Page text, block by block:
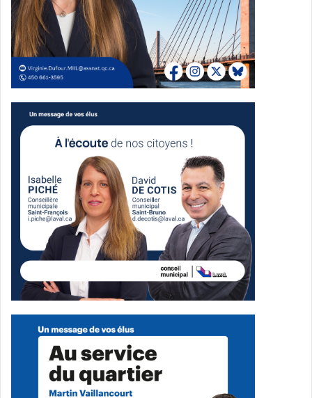
piétonnisée.
Zachary Richard et Mixmania
pour lancer l’édition 2026
Les spectacles d’ouverture ont eu lieu les 4 et 5 juillet au
parc Bernard-Landry. Zachary Richard s’est produit le 4
juillet à 19 h 30, avec Édouard Tremblay-Grenier en
première partie. Le 5 juillet, Mixmania a pris le relais à 19 h
La même zone accueillera aussi les rendez-vous
symphoniques de l’Orchestre symphonique de Laval les 11
et 12 août, sous la direction d’Adam Johnson. Un concert
famille est prévu le 11 août, suivi d’un concert grand public
le 12 août.
Des spectacles dans plusieurs
quartiers de Laval
Au Centre de la nature, la programmation comprendra
entre autres Maten, Major-Moran, King Melrose, Marie-